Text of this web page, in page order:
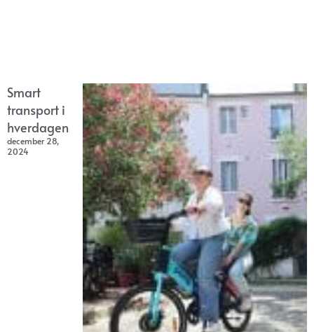
Smart
transport i
hverdagen
december 28,
2024